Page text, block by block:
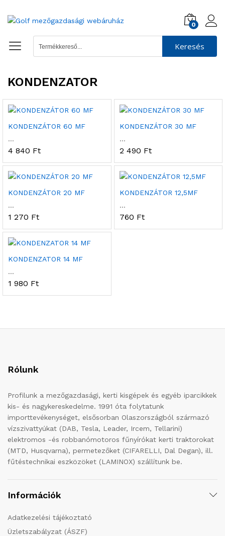
0
Keresés
KONDENZATOR
KONDENZÁTOR 60 MF
...
4 840 Ft
KONDENZÁTOR 30 MF
...
2 490 Ft
KONDENZÁTOR 20 MF
...
1 270 Ft
KONDENZÁTOR 12,5MF
...
760 Ft
KONDENZATOR 14 MF
...
1 980 Ft
Rólunk
Profilunk a mezőgazdasági, kerti kisgépek és egyéb iparcikkek
kis- és nagykereskedelme. 1991 óta folytatunk
importtevékenységet, elsősorban Olaszországból származó
vízszivattyúkat (DAB, Tesla, Leader, Ircem, Tellarini)
elektromos -és robbanómotoros fűnyírókat kerti traktorokat
(MTD, Husqvarna), permetezőket (CIFARELLI, Dal Degan), ill.
fűtéstechnikai eszközöket (LAMINOX) szállítunk be.
Információk
Adatkezelési tájékoztató
Üzletszabályzat (ÁSZF)